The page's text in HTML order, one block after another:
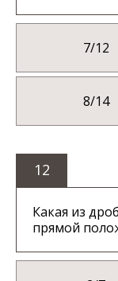
7/12
8/14
12
Какая из
прямой